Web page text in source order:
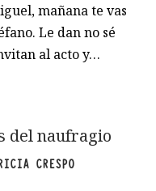
mañana te vas
Le dan no sé
al acto y…
del naufragio
CRESPO